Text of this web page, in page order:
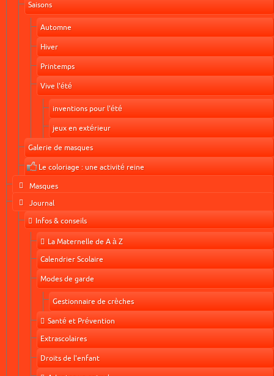
Saisons
Automne
Hiver
Printemps
Vive l'été
inventions pour l'été
jeux en extérieur
Galerie de masques
Le coloriage : une activité reine
Masques
Journal
Infos & conseils
La Maternelle de A à Z
Calendrier Scolaire
Modes de garde
Gestionnaire de crèches
Santé et Prévention
Extrascolaires
Droits de l'enfant